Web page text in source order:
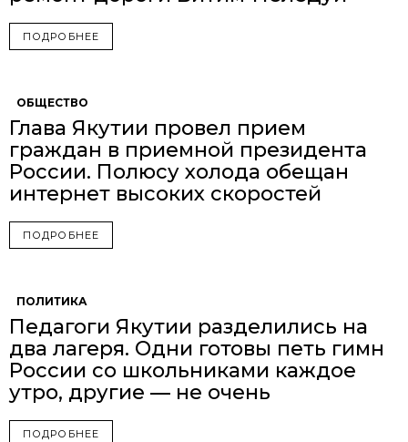
ПОДРОБНЕЕ
ОБЩЕСТВО
Глава Якутии провел прием
граждан в приемной президента
России. Полюсу холода обещан
интернет высоких скоростей
ПОДРОБНЕЕ
ПОЛИТИКА
Педагоги Якутии разделились на
два лагеря. Одни готовы петь гимн
России со школьниками каждое
утро, другие — не очень
ПОДРОБНЕЕ